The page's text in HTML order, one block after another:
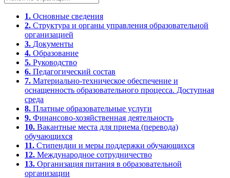
1. Основные сведения
2. Структура и органы управления образовательной
организацией
3. Документы
4. Образование
5. Руководство
6. Педагогический состав
7. Материально-техническое обеспечение и
оснащенность образовательного процесса. Доступная
среда
8. Платные образовательные услуги
9. Финансово-хозяйственная деятельность
10. Вакантные места для приема (перевода)
обучающихся
11. Стипендии и меры поддержки обучающихся
12. Международное сотрудничество
13. Организация питания в образовательной
организации